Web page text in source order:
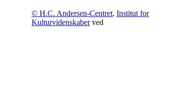
© H.C. Andersen-Centret, Institut for
Kulturvidenskaberved